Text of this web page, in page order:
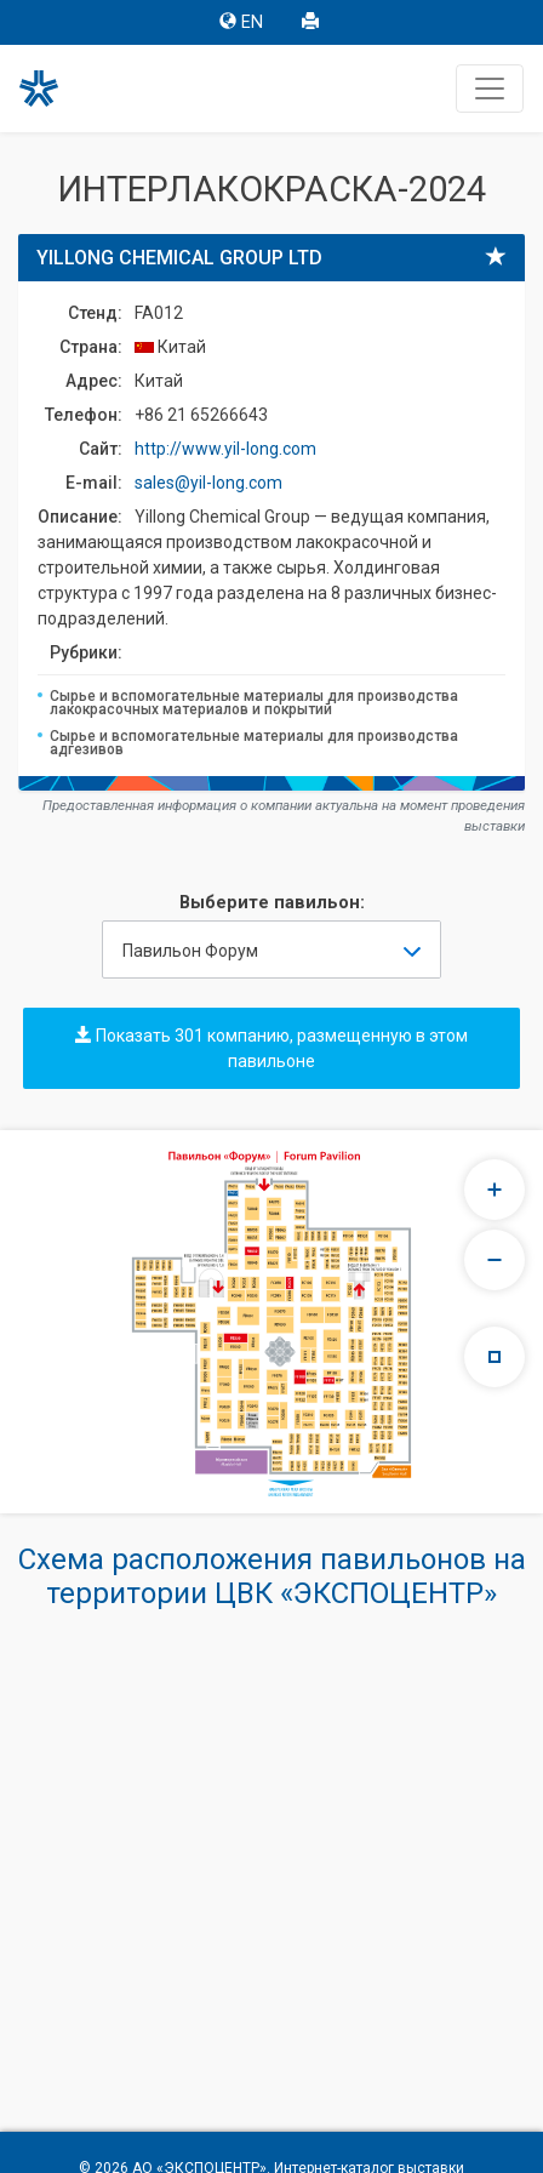
EN
ИНТЕРЛАКОКРАСКА-2024
YILLONG CHEMICAL GROUP LTD
Стенд:
FA012
Страна:
Китай
Адрес:
Китай
Телефон:
+86 21 65266643
Сайт:
http://www.yil-long.com
E-mail:
sales@yil-long.com
Описание:
Yillong Chemical Group — ведущая компания,
занимающаяся производством лакокрасочной и
строительной химии, а также сырья. Холдинговая
структура с 1997 года разделена на 8 различных бизнес-
подразделений.
Рубрики:
Сырье и вспомогательные материалы для производства
лакокрасочных материалов и покрытий
Сырье и вспомогательные материалы для производства
адгезивов
Предоставленная информация о компании актуальна на момент проведения
выставки
Выберите павильон:
Павильон Форум
Показать 301 компанию, размещенную в этом
павильоне
Схема расположения павильонов на
территории ЦВК «ЭКСПОЦЕНТР»
© 2026 АО «ЭКСПОЦЕНТР». Интернет-каталог выставки